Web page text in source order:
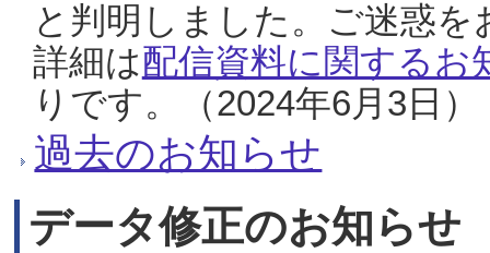
と判明しました。ご迷惑
詳細は配信資料に関するお
りです。（2024年6月3日）
過去のお知らせ
データ修正のお知らせ